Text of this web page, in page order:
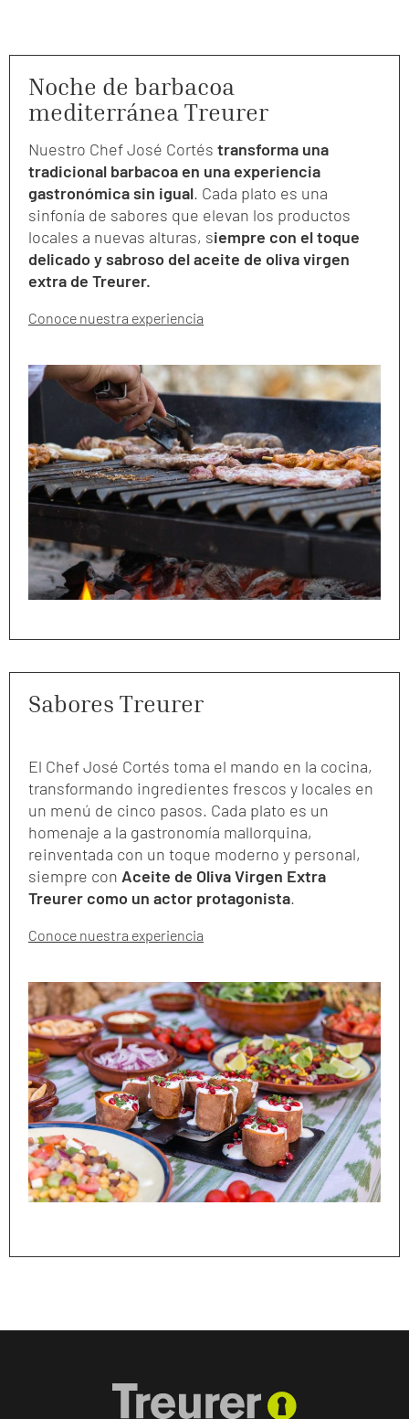
Noche de barbacoa
mediterránea Treurer
Nuestro Chef José Cortés transforma una
tradicional barbacoa en una experiencia
gastronómica sin igual. Cada plato es una
sinfonía de sabores que elevan los productos
locales a nuevas alturas, siempre con el toque
delicado y sabroso del aceite de oliva virgen
extra de Treurer.
Conoce nuestra experiencia
Sabores Treurer
El Chef José Cortés toma el mando en la cocina,
transformando ingredientes frescos y locales en
un menú de cinco pasos. Cada plato es un
homenaje a la gastronomía mallorquina,
reinventada con un toque moderno y personal,
siempre con Aceite de Oliva Virgen Extra
Treurer como un actor protagonista.
Conoce nuestra experiencia